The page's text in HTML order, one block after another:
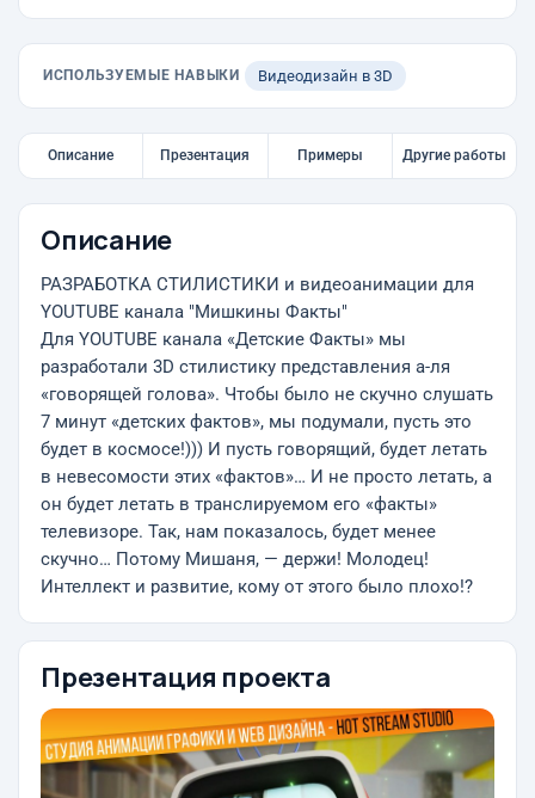
ИСПОЛЬЗУЕМЫЕ НАВЫКИ Видеодизайн в 3D
Описание Презентация Примеры Другие работы
Описание
РАЗРАБОТКА СТИЛИСТИКИ и видеоанимации для
YOUTUBE канала "Мишкины Факты"
Для YOUTUBE канала «Детские Факты» мы
разработали 3D стилистику представления а-ля
«говорящей голова». Чтобы было не скучно слушать
7 минут «детских фактов», мы подумали, пусть это
будет в космосе!))) И пусть говорящий, будет летать
в невесомости этих «фактов»… И не просто летать, а
он будет летать в транслируемом его «факты»
телевизоре. Так, нам показалось, будет менее
скучно… Потому Мишаня, — держи! Молодец!
Интеллект и развитие, кому от этого было плохо!?
Презентация проекта